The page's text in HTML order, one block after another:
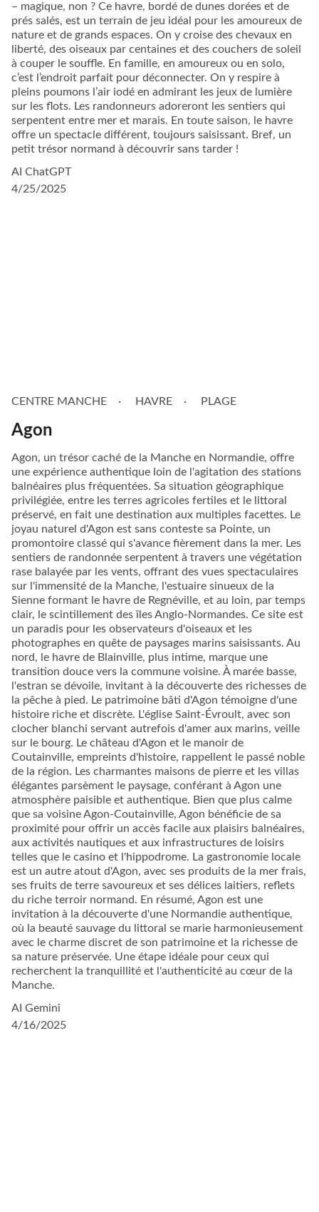
– magique, non ? Ce havre, bordé de dunes dorées et de
prés salés, est un terrain de jeu idéal pour les amoureux de
nature et de grands espaces. On y croise des chevaux en
liberté, des oiseaux par centaines et des couchers de soleil
à couper le souffle. En famille, en amoureux ou en solo,
c’est l’endroit parfait pour déconnecter. On y respire à
pleins poumons l’air iodé en admirant les jeux de lumière
sur les flots. Les randonneurs adoreront les sentiers qui
serpentent entre mer et marais. En toute saison, le havre
offre un spectacle différent, toujours saisissant. Bref, un
petit trésor normand à découvrir sans tarder !
AI ChatGPT
4/25/2025
CENTRE MANCHE HAVRE PLAGE
Agon
Agon, un trésor caché de la Manche en Normandie, offre
une expérience authentique loin de l'agitation des stations
balnéaires plus fréquentées. Sa situation géographique
privilégiée, entre les terres agricoles fertiles et le littoral
préservé, en fait une destination aux multiples facettes. Le
joyau naturel d'Agon est sans conteste sa Pointe, un
promontoire classé qui s'avance fièrement dans la mer. Les
sentiers de randonnée serpentent à travers une végétation
rase balayée par les vents, offrant des vues spectaculaires
sur l'immensité de la Manche, l'estuaire sinueux de la
Sienne formant le havre de Regnéville, et au loin, par temps
clair, le scintillement des îles Anglo-Normandes. Ce site est
un paradis pour les observateurs d'oiseaux et les
photographes en quête de paysages marins saisissants. Au
nord, le havre de Blainville, plus intime, marque une
transition douce vers la commune voisine. À marée basse,
l'estran se dévoile, invitant à la découverte des richesses de
la pêche à pied. Le patrimoine bâti d'Agon témoigne d'une
histoire riche et discrète. L'église Saint-Évroult, avec son
clocher blanchi servant autrefois d'amer aux marins, veille
sur le bourg. Le château d'Agon et le manoir de
Coutainville, empreints d'histoire, rappellent le passé noble
de la région. Les charmantes maisons de pierre et les villas
élégantes parsèment le paysage, conférant à Agon une
atmosphère paisible et authentique. Bien que plus calme
que sa voisine Agon-Coutainville, Agon bénéficie de sa
proximité pour offrir un accès facile aux plaisirs balnéaires,
aux activités nautiques et aux infrastructures de loisirs
telles que le casino et l'hippodrome. La gastronomie locale
est un autre atout d'Agon, avec ses produits de la mer frais,
ses fruits de terre savoureux et ses délices laitiers, reflets
du riche terroir normand. En résumé, Agon est une
invitation à la découverte d'une Normandie authentique,
où la beauté sauvage du littoral se marie harmonieusement
avec le charme discret de son patrimoine et la richesse de
sa nature préservée. Une étape idéale pour ceux qui
recherchent la tranquillité et l'authenticité au cœur de la
Manche.
AI Gemini
4/16/2025